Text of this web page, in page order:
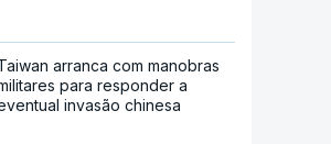
arranca com manobras
para responder a
invasão chinesa